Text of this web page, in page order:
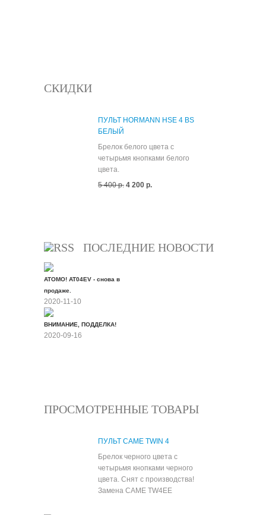
СКИДКИ
ПУЛЬТ HORMANN HSE 4 BS
БЕЛЫЙ
Брелок белого цвета с
четырьмя кнопками белого
цвета.
5 400 р. 4 200 р.
ПОСЛЕДНИЕ НОВОСТИ
ATOMO! AT04EV - снова в
продаже.
2020-11-10
ВНИМАНИЕ, ПОДДЕЛКА!
2020-09-16
ПРОСМОТРЕННЫЕ ТОВАРЫ
ПУЛЬТ CAME TWIN 4
Брелок черного цвета с
четырьмя кнопками черного
цвета. Снят с производства!
Замена CAME TW4EE